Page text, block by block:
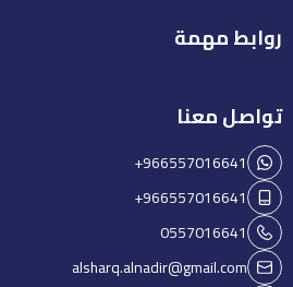
روابط مهمة
تواصل معنا
+966557016641
+966557016641
0557016641
alsharq.alnadir@gmail.com